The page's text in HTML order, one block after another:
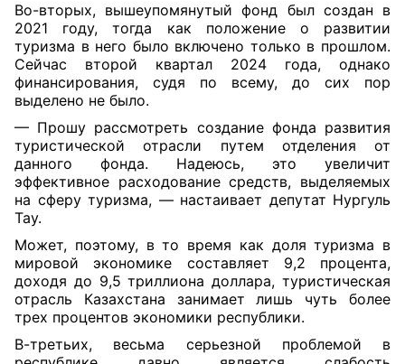
Во-вторых, вышеупомянутый фонд был создан в
2021 году, тогда как положение о развитии
туризма в него было включено только в прошлом.
Сейчас второй квартал 2024 года, однако
финансирования, судя по всему, до сих пор
выделено не было.
— Прошу рассмотреть создание фонда развития
туристической отрасли путем отделения от
данного фонда. Надеюсь, это увеличит
эффективное расходование средств, выделяемых
на сферу туризма, — настаивает депутат Нургуль
Тау.
Может, поэтому, в то время как доля туризма в
мировой экономике составляет 9,2 процента,
доходя до 9,5 триллиона доллара, туристическая
отрасль Казахстана занимает лишь чуть более
трех процентов экономики республики.
В-третьих, весьма серьезной проблемой в